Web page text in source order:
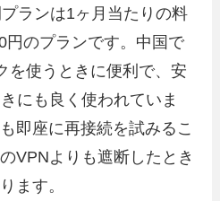
ランは1ヶ月当たりの料
円のプランです。中国で
を使うときに便利で、安
にも良く使われていま
即座に再接続を試みるこ
VPNよりも遮断したとき
ます。